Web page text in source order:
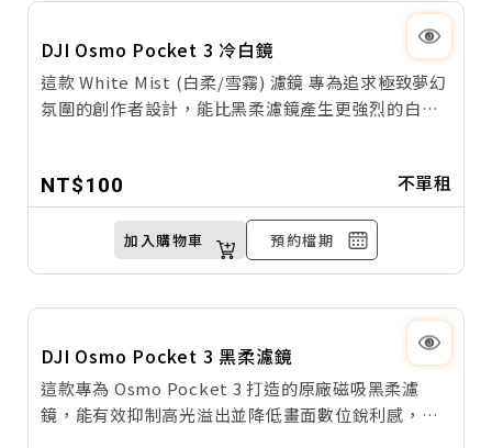
DJI Osmo Pocket 3 冷白鏡
這款 White Mist (白柔/雪霧) 濾鏡 專為追求極致夢幻
氛圍的創作者設計，能比黑柔濾鏡產生更強烈的白色
NT$100 不單租
加入購物車 預約檔期
DJI Osmo Pocket 3 黑柔濾鏡
這款專為 Osmo Pocket 3 打造的原廠磁吸黑柔濾
鏡，能有效抑制高光溢出並降低畫面數位銳利感，為